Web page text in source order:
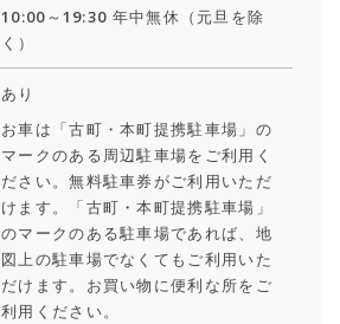
10:00～19:30 年中無休（元旦を除
く）
あり
お車は「古町・本町提携駐車場」の
マークのある周辺駐車場をご利用く
ださい。無料駐車券がご利用いただ
けます。「古町・本町提携駐車場」
のマークのある駐車場であれば、地
図上の駐車場でなくてもご利用いた
だけます。お買い物に便利な所をご
利用ください。